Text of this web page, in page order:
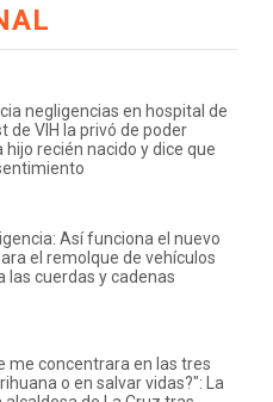
negligencias en hospital de
de VIH la privó de poder
recién nacido y dice que
Así funciona el nuevo
el remolque de vehículos
las cuerdas y cadenas
me concentrara en las tres
o en salvar vidas?": La